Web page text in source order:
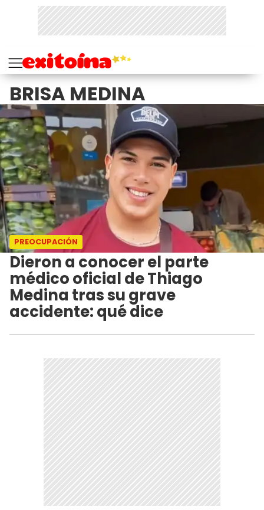
BRISA MEDINA
PREOCUPACIÓN
Dieron a conocer el parte
médico oficial de Thiago
Medina tras su grave
accidente: qué dice